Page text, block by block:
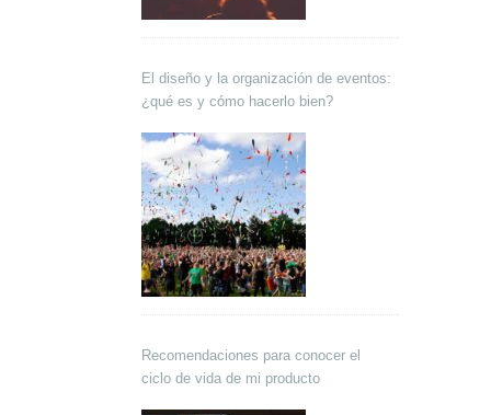
El diseño y la organización de eventos:
¿qué es y cómo hacerlo bien?
Recomendaciones para conocer el
ciclo de vida de mi producto